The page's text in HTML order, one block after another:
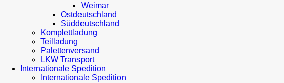
Weimar
Ostdeutschland
Süddeutschland
Komplettladung
Teilladung
Palettenversand
LKW Transport
Internationale Spedition
Internationale Spedition